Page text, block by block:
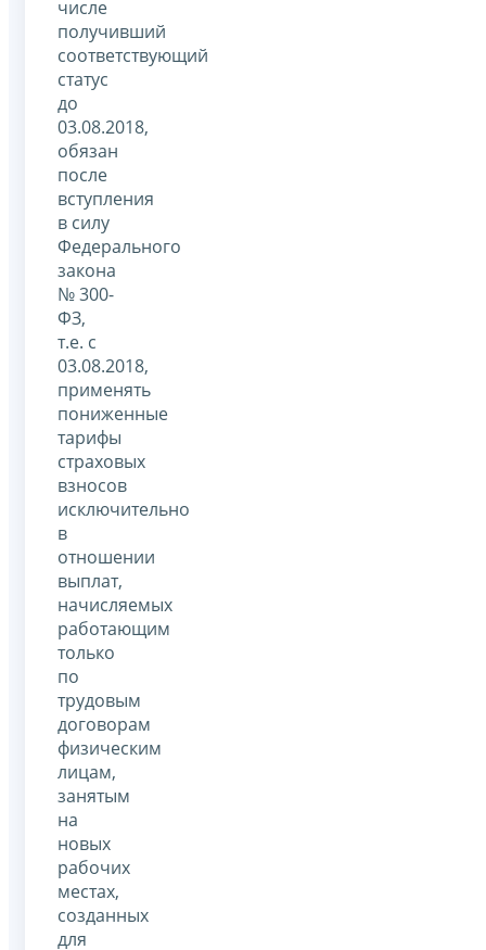
числе
получивший
соответствующий
статус
до
03.08.2018,
обязан
после
вступления
в силу
Федерального
закона
№ 300-
ФЗ,
т.е. с
03.08.2018,
применять
пониженные
тарифы
страховых
взносов
исключительно
в
отношении
выплат,
начисляемых
работающим
только
по
трудовым
договорам
физическим
лицам,
занятым
на
новых
рабочих
местах,
созданных
для